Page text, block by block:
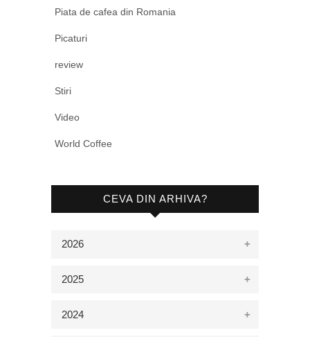
Piata de cafea din Romania
Picaturi
review
Stiri
Video
World Coffee
CEVA DIN ARHIVA?
2026
2025
2024